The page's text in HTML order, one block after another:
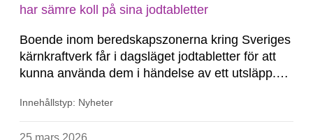
har sämre koll på sina jodtabletter
Boende inom beredskapszonerna kring Sveriges
kärnkraftverk får i dagsläget jodtabletter för att
kunna använda dem i händelse av ett utsläpp.
tabletterna hemma, men bland yngre är det fler
Innehållstyp: Nyheter
25 mars 2026